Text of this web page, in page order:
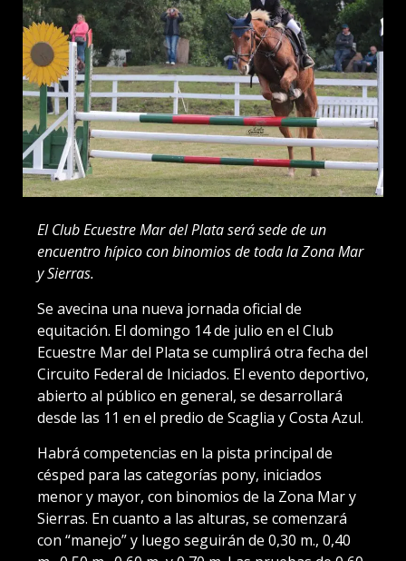
El Club Ecuestre Mar del Plata será sede de un
encuentro hípico con binomios de toda la Zona Mar
y Sierras.
Se avecina una nueva jornada oficial de
equitación. El domingo 14 de julio en el Club
Ecuestre Mar del Plata se cumplirá otra fecha del
Circuito Federal de Iniciados. El evento deportivo,
abierto al público en general, se desarrollará
desde las 11 en el predio de Scaglia y Costa Azul.
Habrá competencias en la pista principal de
césped para las categorías pony, iniciados
menor y mayor, con binomios de la Zona Mar y
Sierras. En cuanto a las alturas, se comenzará
con “manejo” y luego seguirán de 0,30 m., 0,40